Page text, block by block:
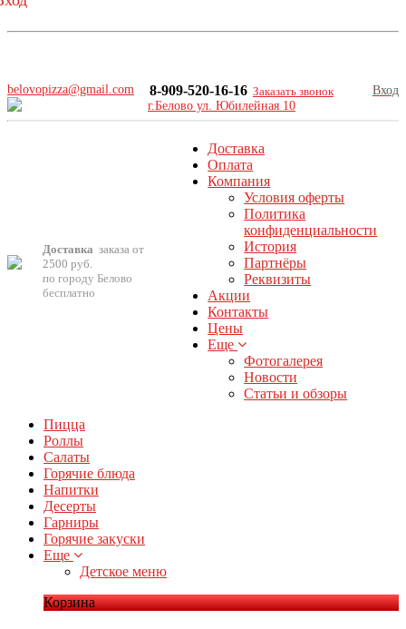
belovopizza@gmail.com 8-909-520-16-16 Заказать звонок
г.Белово ул. Юбилейная 10
Вход
Доставка заказа от
2500 руб.
по городу Белово
бесплатно
Доставка
Оплата
Компания
Условия оферты
Политика
конфиденциальности
История
Партнёры
Реквизиты
Акции
Контакты
Цены
Еще
Фотогалерея
Новости
Cтатьи и обзоры
Пицца
Роллы
Салаты
Горячие блюда
Напитки
Десерты
Гарниры
Горячие закуски
Еще
Детское меню
Корзина